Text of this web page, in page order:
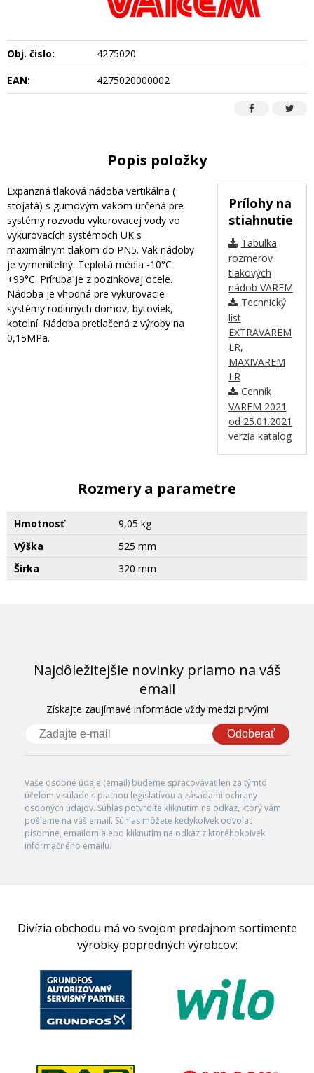
Obj. čislo:
4275020
EAN:
4275020000002
Popis položky
Prílohy na
stiahnutie
Tabulka
rozmerov
tlakových
nádob VAREM
Technický
list
EXTRAVAREM
LR,
MAXIVAREM
LR
Cenník
VAREM 2021
od 25.01.2021
verzia katalog
Expanzná tlaková nádoba vertikálna (
stojatá) s gumovým vakom určená pre
systémy rozvodu vykurovacej vody vo
vykurovacích systémoch UK s
maximálnym tlakom do PN5. Vak nádoby
je vymeniteľný. Teplotá média -10°C
+99°C. Príruba je z pozinkovaj ocele.
Nádoba je vhodná pre vykurovacie
systémy rodinných domov, bytoviek,
kotolní. Nádoba pretlačená z výroby na
0,15MPa.
Rozmery a parametre
Hmotnosť
9,05 kg
Výška
525 mm
Šírka
320 mm
Najdôležitejšie novinky priamo na váš
email
Získajte zaujímavé informácie vždy medzi prvými
Odoberať
Vaše osobné údaje (email) budeme spracovávať len za týmto
účelom v súlade s platnou legislatívou a zásadami ochrany
osobných údajov. Súhlas potvrdíte kliknutím na odkaz, ktorý vám
pošleme na váš email. Súhlas môžete kedykoľvek odvolať
písomne, emailom alebo kliknutím na odkaz z ktoréhokoľvek
informačného emailu.
Divízia obchodu má vo svojom predajnom sortimente
výrobky popredných výrobcov: